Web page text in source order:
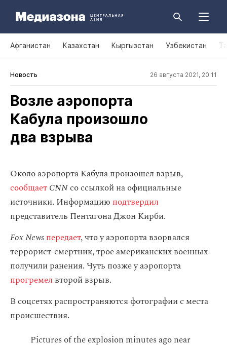
Афганистан Казахстан Кыргызстан Узбекистан
Новость 26 августа 2021, 20:11
Возле аэропорта
Кабула произошло
два взрыва
Около аэропорта Кабула произошел взрыв,
сообщаетCNNсо ссылкой на официальные
источники. Информацию подтвердил
представитель Пентагона Джон Кирби.
Fox Newsпередает, что у аэропорта взорвался
террорист-смертник, трое американских военных
получили ранения. Чуть позже у аэропорта
прогремел второй взрыв.
В соцсетях распространяются фотографии с места
происшествия.
Pictures of the explosion minutes ago near